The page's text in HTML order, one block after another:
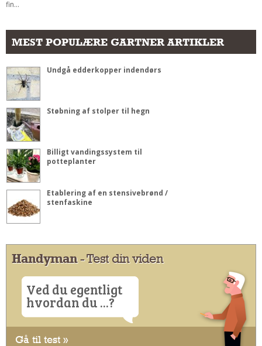
fin...
MEST POPULÆRE GARTNER ARTIKLER
Undgå edderkopper indendørs
Støbning af stolper til hegn
Billigt vandingssystem til
potteplanter
Etablering af en stensivebrønd /
stenfaskine
Handyman- Test din viden
Ved du egentligt
hvordan du ...?
Gå til test »